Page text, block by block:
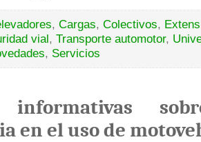
, Cargas, Colectivos,
vial, Transporte automotor,
, Servicios
informativas
en el uso de